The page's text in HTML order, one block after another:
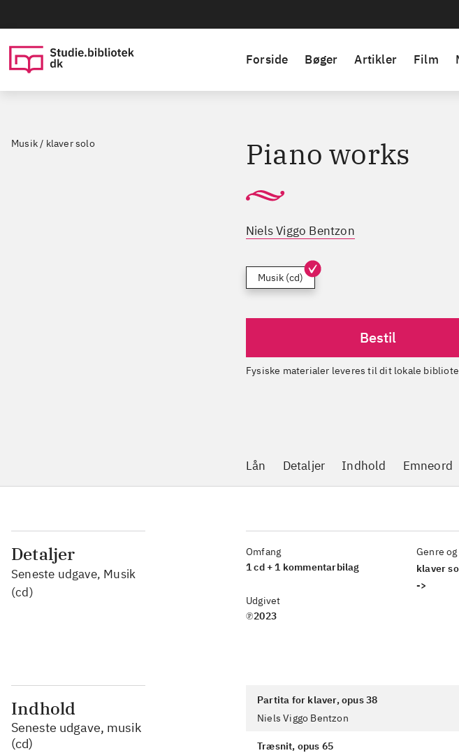
Forside Bøger Artikler Film
Musik / klaver solo Piano works
Niels Viggo Bentzon
Musik (cd)
Bestil
Fysiske materialer leveres til dit lokale
Lån Detaljer Indhold Emneord
Detaljer
Seneste udgave, Musik
(cd)
Omfang
1 cd + 1 kommentarbilag
Udgivet
℗2023
Genre
klaver
->
Indhold
Seneste udgave, musik
(cd)
Partita for klaver, opus 38
Niels Viggo Bentzon
Træsnit, opus 65